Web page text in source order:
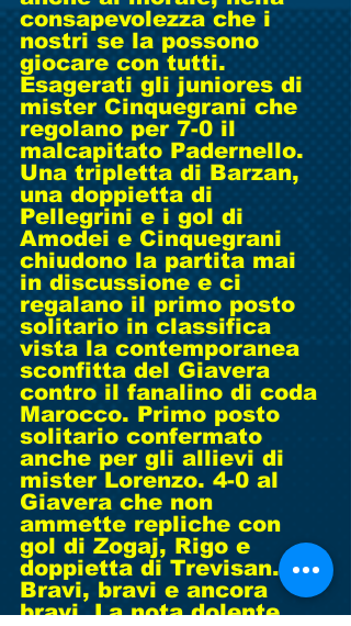
consapevolezza che i
nostri se la possono
giocare con tutti.
Esagerati gli juniores di
mister Cinquegrani che
regolano per 7-0 il
malcapitato Padernello.
Una tripletta di Barzan,
una doppietta di
Pellegrini e i gol di
Amodei e Cinquegrani
chiudono la partita mai
in discussione e ci
regalano il primo posto
solitario in classifica
vista la contemporanea
sconfitta del Giavera
contro il fanalino di coda
Marocco. Primo posto
solitario confermato
anche per gli allievi di
mister Lorenzo. 4-0 al
Giavera che non
ammette repliche con
gol di Zogaj, Rigo e
doppietta di Trevisan.
Bravi, bravi e ancora
bravi. La nota dolente